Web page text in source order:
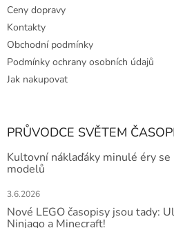
Ceny dopravy
Kontakty
Obchodní podmínky
Podmínky ochrany osobních údajů
Jak nakupovat
PRŮVODCE SVĚTEM
Kultovní náklaďáky minulé éry
modelů
3.6.2026
Nové LEGO časopisy jsou tady:
Ninjago a Minecraft!